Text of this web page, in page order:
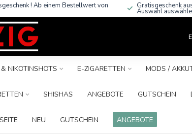
! Ab einem Bestellwert von Gratisgeschenk
Auswahl
NIKOTINSHOTS E-ZIGARETTEN MODS /
SHISHAS ANGEBOTE GUTSCHEIN
NEU GUTSCHEIN ANGEBOTE